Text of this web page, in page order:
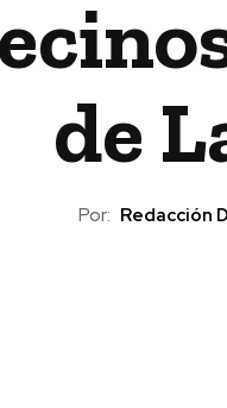
de
Por: Redacción